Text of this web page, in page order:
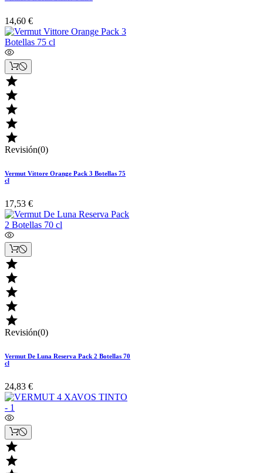
14,60 €





Revisión(0)
Vermut Vittore Orange Pack 3 Botellas 75
cl
17,53 €





Revisión(0)
Vermut De Luna Reserva Pack 2 Botellas 70
cl
24,83 €

